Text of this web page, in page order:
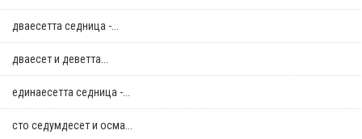
дваесетта седница -...
дваесет и деветта...
единаесетта седница -...
сто седумдесет и осма...